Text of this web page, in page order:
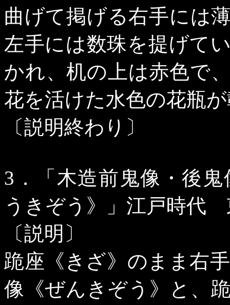
曲げて掲げる右手には
左手には数珠を提げて
かれ、机の上は赤色で
花を活けた水色の花瓶
〔説明終わり〕
3 ．「木造前鬼像・後
うきぞう》」江戸時代
〔説明〕
跪座《きざ》のまま右
像《ぜんきぞう》と、